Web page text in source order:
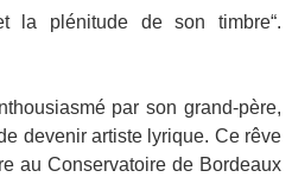
la plénitude de son timbre“.
par son grand-père,
devenir artiste lyrique. Ce rêve
au Conservatoire de Bordeaux